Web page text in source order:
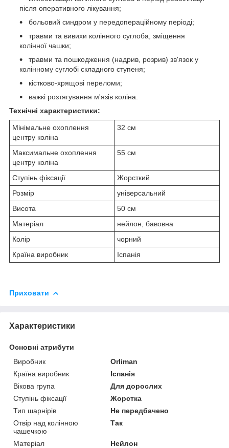
після оперативного лікування;
больовий синдром у передопераційному періоді;
травми та вивихи колінного суглоба, зміщення
колінної чашки;
травми та пошкодження (надрив, розрив) зв'язок у
колінному суглобі складного ступеня;
кістково-хрящові переломи;
важкі розтягування м'язів коліна.
Технічні характеристики:
Мінімальне охоплення
центру коліна
32 см
Максимальне охоплення
центру коліна
55 см
Ступінь фіксації
Жорсткий
Розмір
універсальний
Висота
50 см
Матеріал
нейлон, бавовна
Колір
чорний
Країна виробник
Іспанія
Приховати
Характеристики
Основні атрибути
Виробник
Orliman
Країна виробник
Іспанія
Вікова група
Для дорослих
Ступінь фіксації
Жорстка
Тип шарнірів
Не передбачено
Отвір над колінною
чашечкою
Так
Матеріал
Нейлон